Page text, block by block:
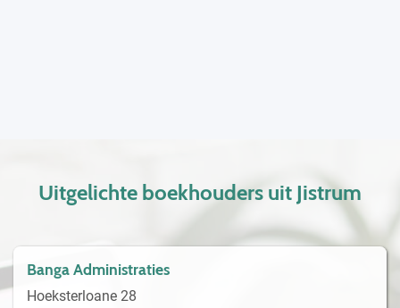
Uitgelichte boekhouders uit Jistrum
Banga Administraties
Hoeksterloane 28